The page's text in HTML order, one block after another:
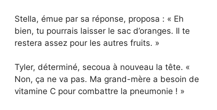
Stella, émue par sa réponse, proposa : « Eh
bien, tu pourrais laisser le sac d’oranges. Il te
restera assez pour les autres fruits. »
Tyler, déterminé, secoua à nouveau la tête. «
Non, ça ne va pas. Ma grand-mère a besoin de
vitamine C pour combattre la pneumonie ! »